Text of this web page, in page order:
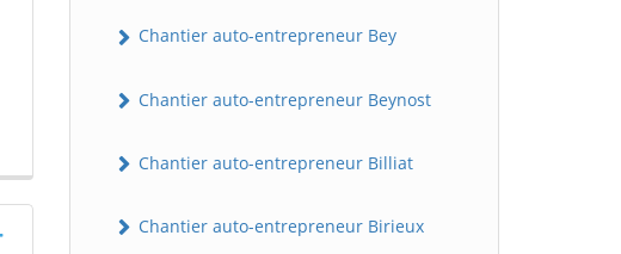
Chantier auto-entrepreneur Bey
Chantier auto-entrepreneur Beynost
Chantier auto-entrepreneur Billiat
Chantier auto-entrepreneur Birieux